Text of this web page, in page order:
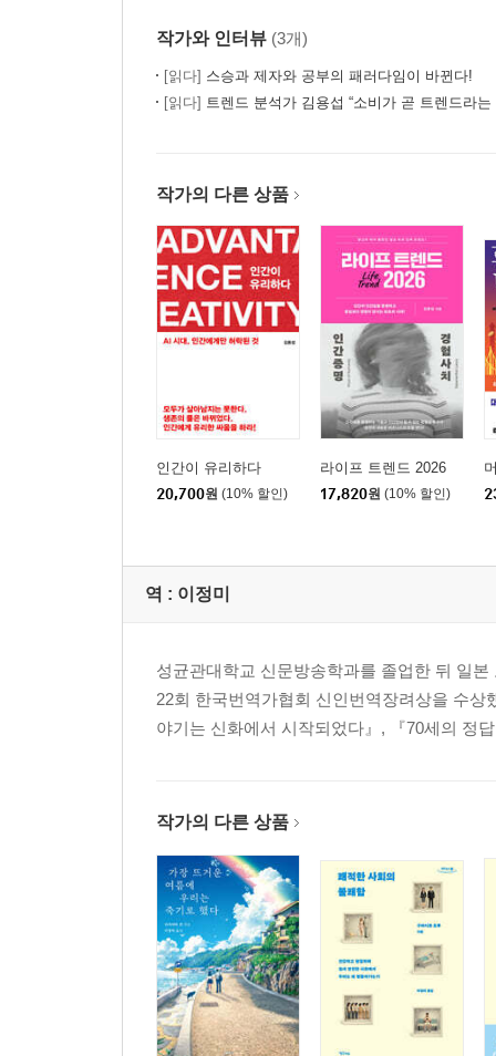
작가와 인터뷰 (3개)
[읽다] 스승과 제자와 공부의 패러다임이 바뀐다!
[읽다] 트렌드 분석가 김용섭 “소비가 곧 트렌드라는
작가의 다른 상품
인간이 유리하다
20,700원 (10% 할인)
라이프 트렌드 2026
17,820원 (10% 할인)
역 : 이정미
성균관대학교 신문방송학과를 졸업한 뒤 일
22회 한국번역가협회 신인번역장려상을 수
야기는 신화에서 시작되었다』, 『70세의 정
작가의 다른 상품